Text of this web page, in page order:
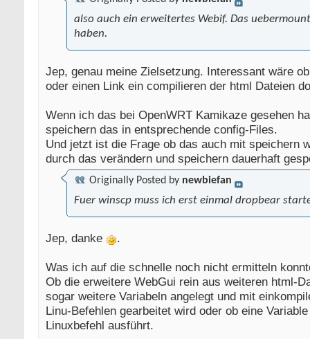
also auch ein erweitertes Webif. Das
haben.
Jep, genau meine Zielsetzung. Interessant wäre
oder einen Link ein compilieren der html Dateien
Wenn ich das bei OpenWRT Kamikaze gesehen
speichern das in entsprechende config-Files.
Und jetzt ist die Frage ob das auch mit speichern
durch das verändern und speichern dauerhaft
Originally Posted by newbiefan
Fuer winscp muss ich erst einmal dropbear
Jep, danke .
Was ich auf die schnelle noch nicht ermitteln
Ob die erweitere WebGui rein aus weiteren html-
sogar weitere Variabeln angelegt und mit
Linu-Befehlen gearbeitet wird oder ob eine
Linuxbefehl ausführt.